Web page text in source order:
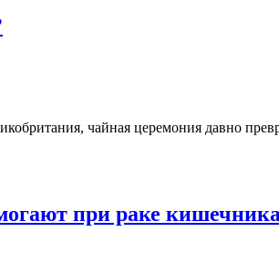
чайная церемония давно
при раке